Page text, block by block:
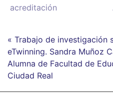
acreditación
« Trabajo de investigación
eTwinning. Sandra Muñoz
Alumna de Facultad de
Ciudad Real